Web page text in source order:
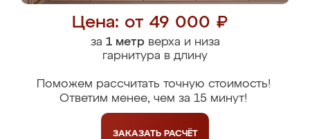
Цена: от 49 000 ₽
за 1 метрверха и низа
гарнитура в длину
Поможем рассчитать точную стоимость!
Ответим менее, чем за 15 минут!
ЗАКАЗАТЬ РАСЧЁТ